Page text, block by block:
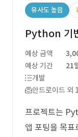
유사도 높음
Python 기
예상 금액
예상 기간
21
개발
안드로이드 외
프로젝트는
앱 포팅을 목표